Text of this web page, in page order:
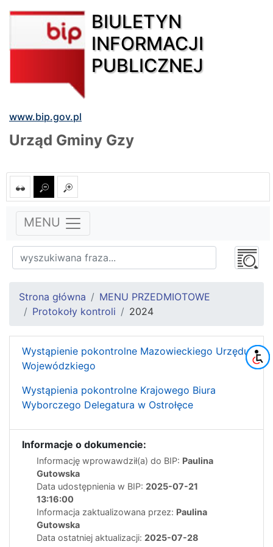
BIULETYN
INFORMACJI
PUBLICZNEJ
www.bip.gov.pl
Urząd Gminy Gzy
MENU
Strona główna
MENU PRZEDMIOTOWE
Protokoły kontroli
2024
Wystąpienie pokontrolne Mazowieckiego Urzędu
Wojewódzkiego
Wystąpienia pokontrolne Krajowego Biura
Wyborczego Delegatura w Ostrołęce
Informacje o dokumencie:
Informację wprowawdził(a) do BIP: Paulina
Gutowska
Data udostępnienia w BIP: 2025-07-21
13:16:00
Informacja zaktualizowana przez: Paulina
Gutowska
Data ostatniej aktualizacji: 2025-07-28